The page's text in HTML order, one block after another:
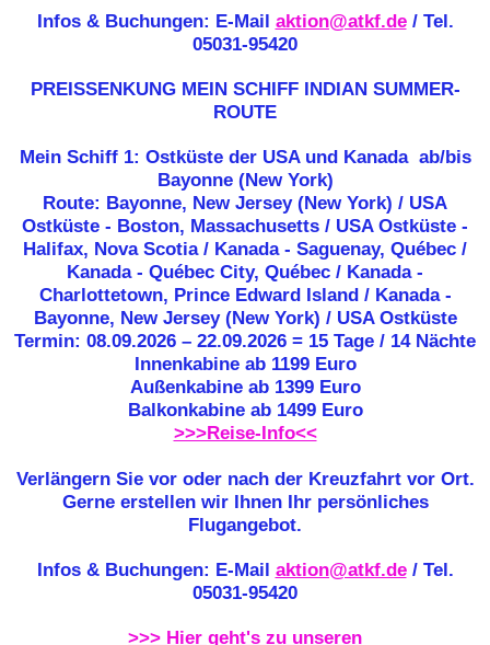
Infos & Buchungen: E-Mail aktion@atkf.de / Tel.
05031-95420
PREISSENKUNG MEIN SCHIFF INDIAN SUMMER-
ROUTE
Mein Schiff 1: Ostküste der USA und Kanada ab/bis
Bayonne (New York)
Route: Bayonne, New Jersey (New York) / USA
Ostküste - Boston, Massachusetts / USA Ostküste -
Halifax, Nova Scotia / Kanada - Saguenay, Québec /
Kanada - Québec City, Québec / Kanada -
Charlottetown, Prince Edward Island / Kanada -
Bayonne, New Jersey (New York) / USA Ostküste
Termin: 08.09.2026 – 22.09.2026 = 15 Tage / 14 Nächte
Innenkabine ab 1199 Euro
Außenkabine ab 1399 Euro
Balkonkabine ab 1499 Euro
>>>Reise-Info<<
Verlängern Sie vor oder nach der Kreuzfahrt vor Ort.
Gerne erstellen wir Ihnen Ihr persönliches
Flugangebot.
Infos & Buchungen: E-Mail aktion@atkf.de/ Tel.
05031-95420
>>> Hier geht's zu unseren